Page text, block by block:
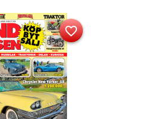
favorite_border